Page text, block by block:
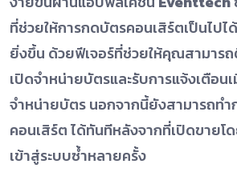
ที่ช่วยให้การกดบัตรคอนเสิร์ตเป็นไปไ
ยิ่งขึ้น ด้วยฟีเจอร์ที่ช่วยให้คุณสามาร
เปิดจำหน่ายบัตรและรับการแจ้งเตือน
จำหน่ายบัตร นอกจากนี้ยังสามารถท
คอนเสิร์ต ได้ทันทีหลังจากที่เปิดขายโ
เข้าสู่ระบบซ้ำหลายครั้ง